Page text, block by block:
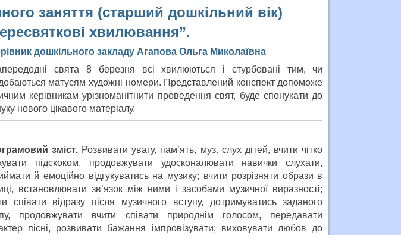
заняття (старший дошкільний вік)
хвилювання”.
дошкільного закладу Агапова Ольга Миколаївна
свята 8 березня всі хвилюються і стурбовані тим, чи
матусям художні номери. Представлений конспект допоможе
керівникам урізноманітнити проведення свят, буде спонукати до
нового цікавого матеріалу.
зміст. Розвивати увагу, пам’ять, муз. слух дітей, вчити чітко
підскоком, продовжувати удосконалювати навички слухати,
й емоційно відгукуватись на музику; вчити розрізняти образи в
встановлювати зв’язок між ними і засобами музичної виразності;
співати відразу після музичного вступу, дотримуватись заданого
продовжувати вчити співати природнім голосом, передавати
пісні, розвивати бажання імпровізувати; виховувати любов до